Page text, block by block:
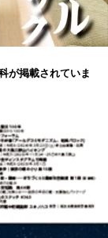
が掲載されていま